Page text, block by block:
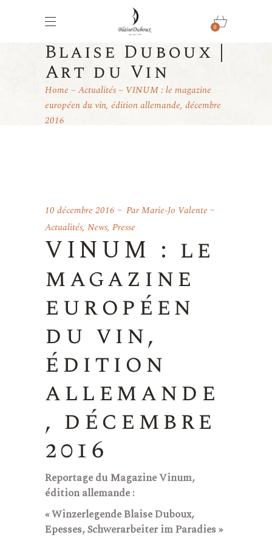
0
Blaise Duboux |
Art du Vin
Home Actualités
VINUM : le magazine
européen du vin, édition allemande, décembre
2016
10 décembre 2016 ParMarie-Jo Valente
Actualités, News, Presse
VINUM : le
magazine
européen
du vin,
édition
allemande
, décembre
2016
Reportage du Magazine Vinum,
édition allemande :
«Winzerlegende Blaise Duboux,
Epesses, Schwerarbeiter im Paradies »